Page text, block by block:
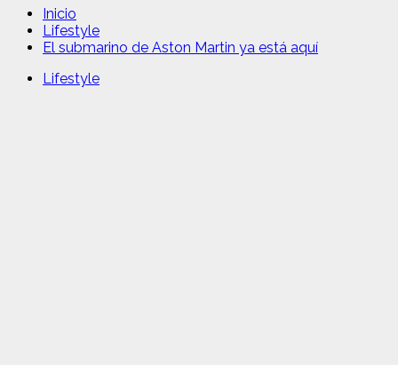
Inicio
Lifestyle
El submarino de Aston Martin ya está aquí
Lifestyle